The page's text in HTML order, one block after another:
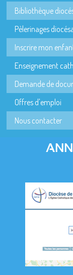
Bibliothèque
Pèlerinages
Inscrire mon
Enseignement
Demande de
Offres d'emploi
Nous contacter